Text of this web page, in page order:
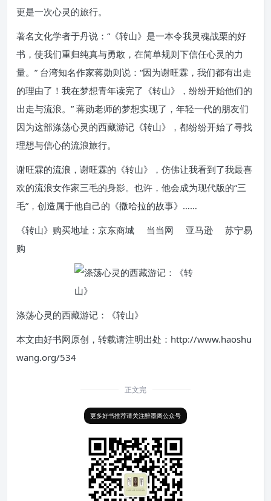
更是一次心灵的旅行。
著名文化学者于丹说：“《转山》是一本令我灵魂战栗的好
书，使我们重归纯真与勇敢，在简单规则下信任心灵的力
量。” 台湾知名作家蒋勋则说：“因为谢旺霖，我们都有出走
的理由了！我在梦想青年读完了《转山》，纷纷开始他们的
出走与流浪。” 蒋勋老师的梦想实现了，年轻一代的朋友们
因为这部涤荡心灵的西藏游记《转山》，都纷纷开始了寻找
理想与信心的流浪旅行。
谢旺霖的流浪，谢旺霖的《转山》，仿佛让我看到了我最喜
欢的流浪女作家三毛的身影。也许，他会成为现代版的“三
毛”，创造属于他自己的《撒哈拉的故事》……
《转山》购买地址：京东商城 当当网 亚马逊 苏宁易
购
涤荡心灵的西藏游记：《转山》
本文由好书网原创，转载请注明出处：http://www.haoshu
wang.org/534
正文完
更多好书推荐请关注醉墨阁公众号